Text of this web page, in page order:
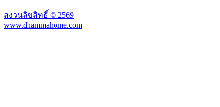
สงวนลิขสิทธิ์ © 2569
www.dhammahome.com